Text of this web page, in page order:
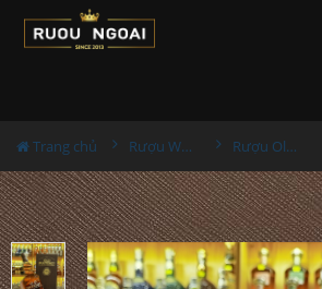
Trang chủ Rượu Whisky Rượu Old Pulteney 25YO